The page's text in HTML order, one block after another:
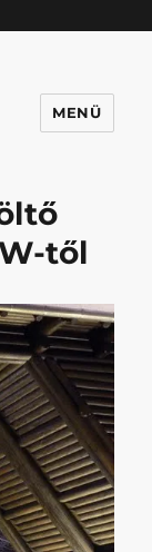
MENÜ
től